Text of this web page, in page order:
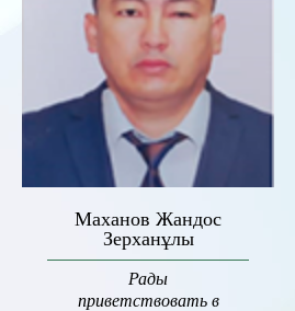
Маханов Жандос
Зерханұлы
Рады
приветствовать в